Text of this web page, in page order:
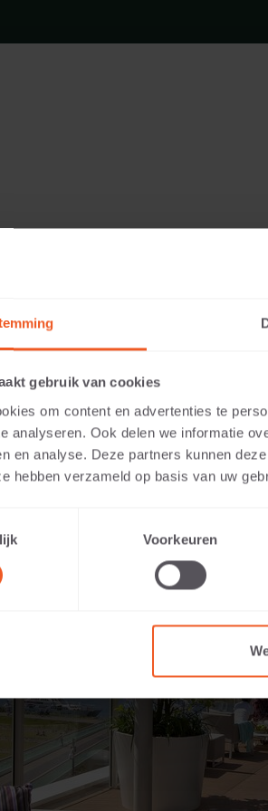
gebruik van cookies
om content en advertenties te
analyseren. Ook delen we informatie
en analyse. Deze partners kunnen
hebben verzameld op basis van uw
Voorkeuren
Anthracite